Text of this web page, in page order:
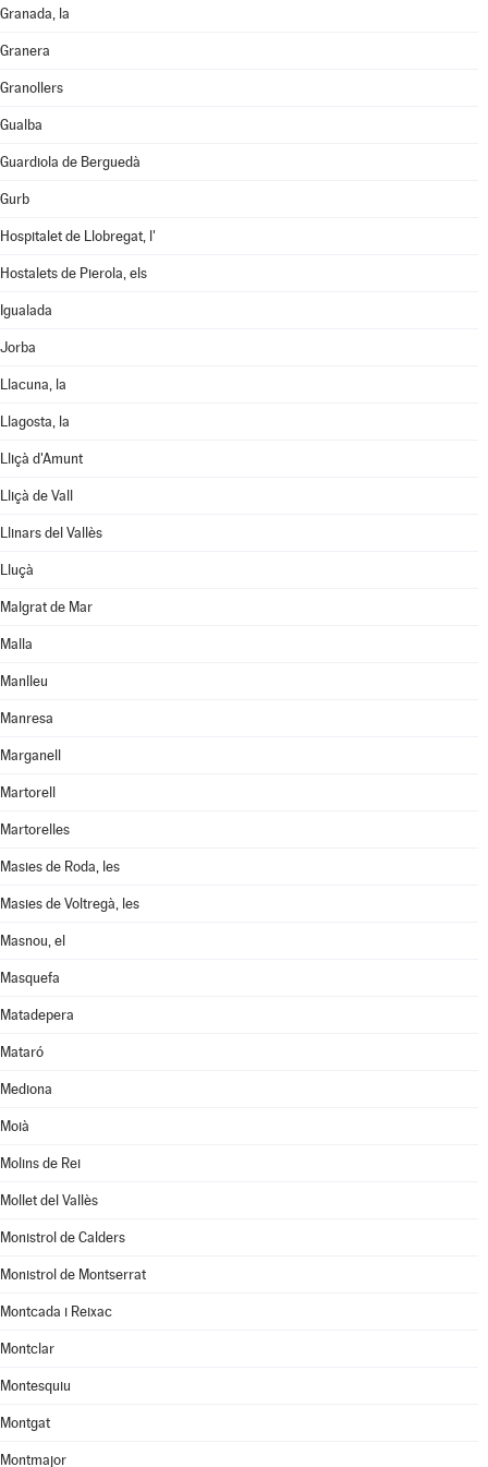
Granada, la
Granera
Granollers
Gualba
Guardiola de Berguedà
Gurb
Hospitalet de Llobregat, l'
Hostalets de Pierola, els
Igualada
Jorba
Llacuna, la
Llagosta, la
Lliçà d'Amunt
Lliçà de Vall
Llinars del Vallès
Lluçà
Malgrat de Mar
Malla
Manlleu
Manresa
Marganell
Martorell
Martorelles
Masies de Roda, les
Masies de Voltregà, les
Masnou, el
Masquefa
Matadepera
Mataró
Mediona
Moià
Molins de Rei
Mollet del Vallès
Monistrol de Calders
Monistrol de Montserrat
Montcada i Reixac
Montclar
Montesquiu
Montgat
Montmajor